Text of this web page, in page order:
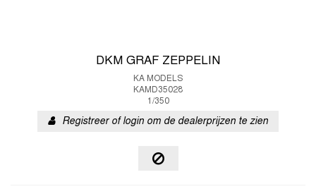
DKM GRAF ZEPPELIN
KA MODELS
KAMD35028
1/350
Registreer of login om de dealerprijzen te zien